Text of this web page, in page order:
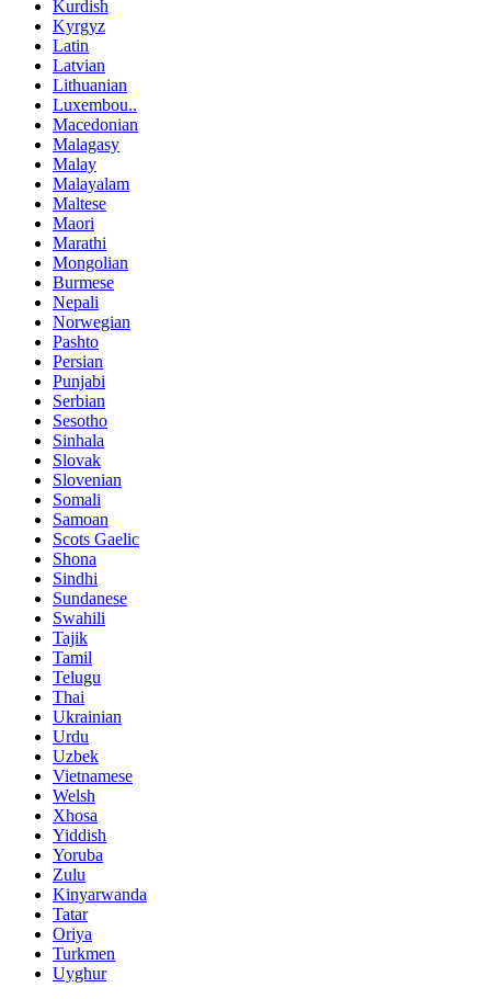
Kurdish
Kyrgyz
Latin
Latvian
Lithuanian
Luxembou..
Macedonian
Malagasy
Malay
Malayalam
Maltese
Maori
Marathi
Mongolian
Burmese
Nepali
Norwegian
Pashto
Persian
Punjabi
Serbian
Sesotho
Sinhala
Slovak
Slovenian
Somali
Samoan
Scots Gaelic
Shona
Sindhi
Sundanese
Swahili
Tajik
Tamil
Telugu
Thai
Ukrainian
Urdu
Uzbek
Vietnamese
Welsh
Xhosa
Yiddish
Yoruba
Zulu
Kinyarwanda
Tatar
Oriya
Turkmen
Uyghur